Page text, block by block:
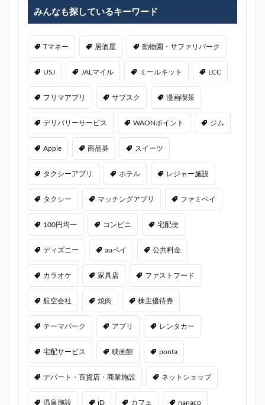
みんなも探しているキーワード
Tマネー 居酒屋 動物園・サファリパーク
USJ JALマイル ミールキット LCC
フリマアプリ サブスク 漫画喫茶
デリバリーサービス WAONポイント ジム
Apple 商品券 スイーツ
タクシーアプリ ホテル レジャー施設
タクシー マッチングアプリ ファミペイ
100円均一 コンビニ 宅配便
ディズニー auペイ 公共料金
カラオケ 家具店 ファストフード
航空会社 焼肉 株主優待券
テーマパーク アプリ レンタカー
宅配サービス 映画館 ponta
デパート・百貨店・商業施設 ネットショップ
温泉施設 iD カフェ nanaco